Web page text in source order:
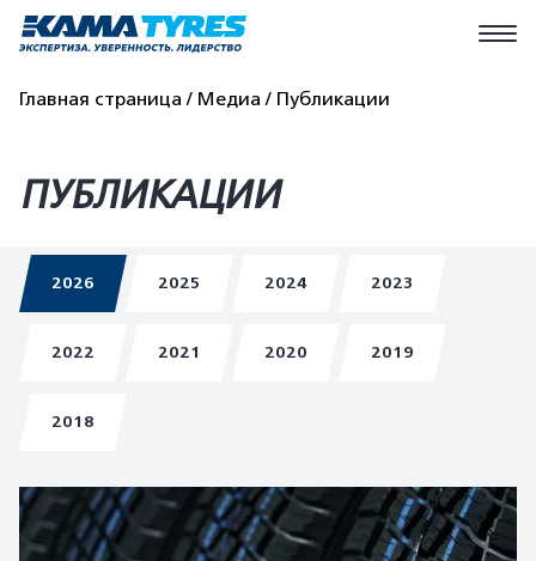
Главная страница Медиа Публикации
ПУБЛИКАЦИИ
2026 2025 2024 2023
2022 2021 2020 2019
2018